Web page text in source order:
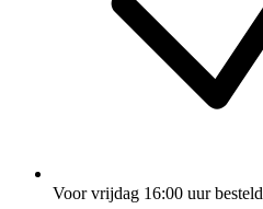
Voor vrijdag 16:00 uur besteld